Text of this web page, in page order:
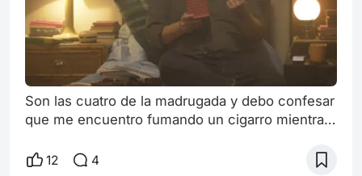
Son las cuatro de la madrugada y debo confesar
que me encuentro fumando un cigarro mientras
agregar este apartado en el artículo como tal.
12 4